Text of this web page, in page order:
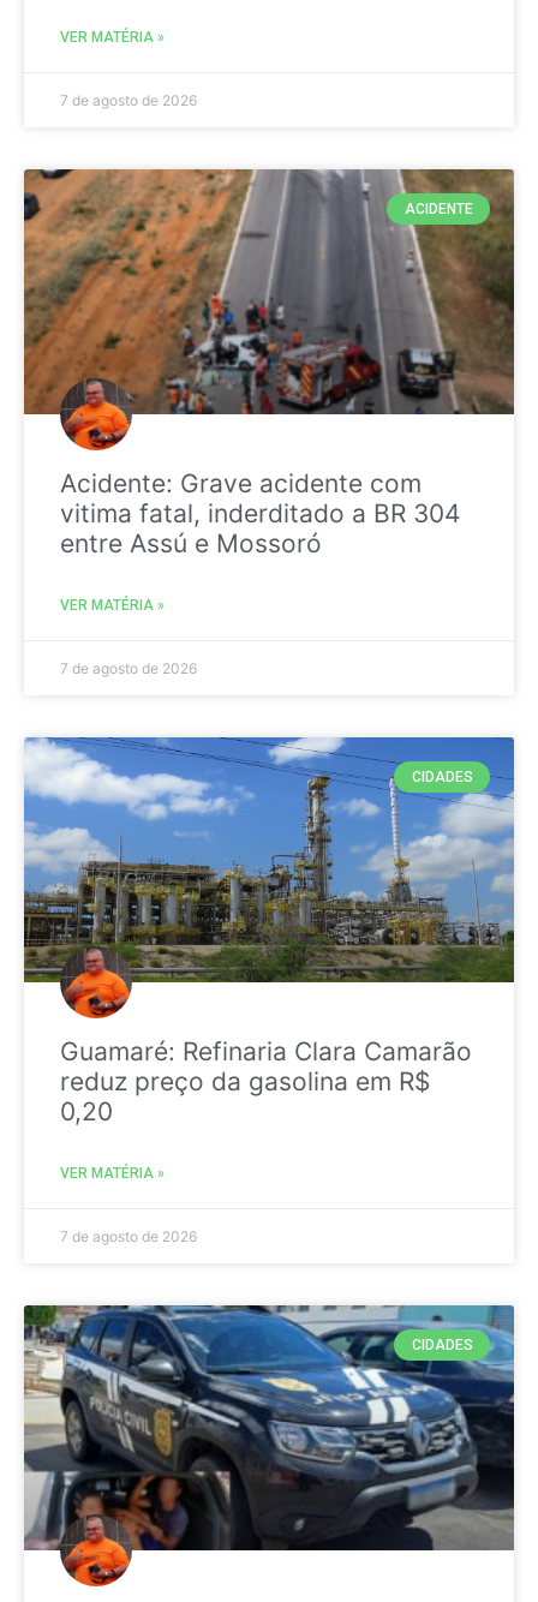
VER MATÉRIA »
7 de agosto de 2026
ACIDENTE
Acidente: Grave acidente com
vitima fatal, inderditado a BR 304
entre Assú e Mossoró
VER MATÉRIA »
7 de agosto de 2026
CIDADES
Guamaré: Refinaria Clara Camarão
reduz preço da gasolina em R$
0,20
VER MATÉRIA »
7 de agosto de 2026
CIDADES